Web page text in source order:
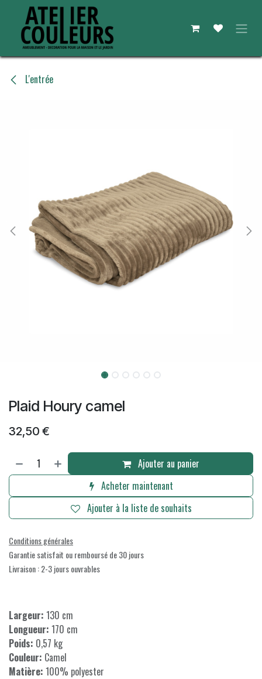
Se rendre au contenu
L'entrée
Plaid Houry camel
32,50 €
Ajouter au panier
Acheter maintenant
Ajouter à la liste de souhaits
Conditions générales
Garantie satisfait ou remboursé de 30 jours
Livraison : 2-3 jours ouvrables
Largeur: 130 cm
Longueur: 170 cm
Poids: 0,57 kg
Couleur: Camel
Matière: 100% polyester